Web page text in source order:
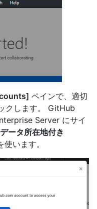
ペインで、適切
クします。 GitHub
Server にサイ
ータ所在地付き
使います。